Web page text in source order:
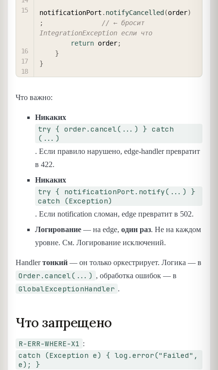
notificationPort . notifyCancelled(order)
;
// ← бросит
IntegrationException если что
return order;
}
}
Что важно:
Никаких
try { order.cancel(...) } catch
(...)
. Если правило нарушено, edge-handler превратит
в 422.
Никаких
try { notificationPort.notify(...) }
catch (Exception)
. Если notification сломан, edge превратит в 502.
Логирование — на edge, один раз. Не на каждом
уровне. См. Логирование исключений.
Handlerтонкий — он только оркестрирует. Логика — в
Order.cancel(...) , обработка ошибок — в
GlobalExceptionHandler .
Что запрещено
R-ERR-WHERE-X1 :
catch (Exception e) { log.error("Failed",
e); }